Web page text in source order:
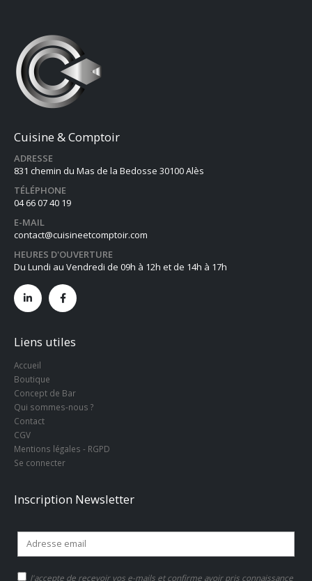
Cuisine & Comptoir
ADRESSE
831 chemin du Mas de la Bedosse 30100 Alès
TÉLÉPHONE
04 66 07 40 19
E-MAIL
contact@cuisineetcomptoir.com
HEURES D'OUVERTURE
Du Lundi au Vendredi de 09h à 12h et de 14h à 17h
Liens utiles
Accueil
Boutique
Concept de Bar
Qui sommes-nous ?
Contact
CGV
Mentions légales - RGPD
Se connecter
Inscription Newsletter
J'accepte de recevoir vos e-mails et confirme avoir pris connaissance